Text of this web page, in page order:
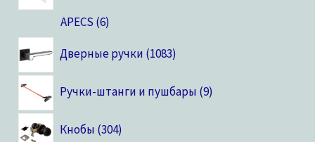
APECS 6
Дверные ручки 1083
Ручки-штанги и пушбары 9
Кнобы 304